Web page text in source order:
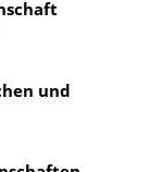
und